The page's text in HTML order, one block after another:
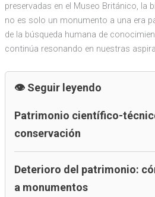
preservadas en el Museo Británico, la
no es solo un monumento a una era
de la búsqueda humana de
continúa resonando en nuestras
Seguir leyendo
Patrimonio científico-
conservación
Deterioro del patrimonio:
a monumentos